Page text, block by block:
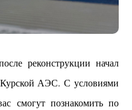
реконструкции начал
Курской АЭС. С условиями
смогут познакомить по